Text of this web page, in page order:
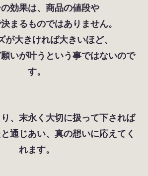
効果は、商品の値段や
まるものではありません。
が大きければ大きいほど、
いが叶うという事ではないので
す。
、末永く大切に扱って下されば
通じあい、真の想いに応えてく
れます。